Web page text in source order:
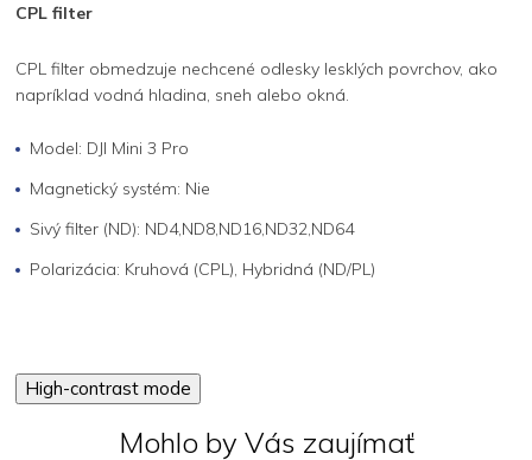
CPL filter
CPL filter obmedzuje nechcené odlesky lesklých povrchov, ako
napríklad vodná hladina, sneh alebo okná.
Model: DJI Mini 3 Pro
Magnetický systém: Nie
Sivý filter (ND): ND4,ND8,ND16,ND32,ND64
Polarizácia: Kruhová (CPL), Hybridná (ND/PL)
High-contrast mode
Mohlo by Vás zaujímať